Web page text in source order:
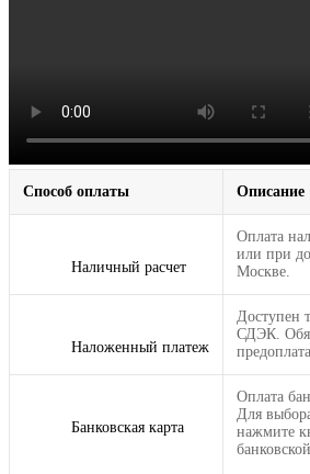
Способ оплаты Описание
Наличный расчет
Оплата
или при
Москве.
Наложенный платеж
Доступен
СДЭК.
Банковская карта
Оплата
Для
нажмите